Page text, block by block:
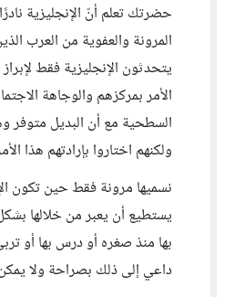
حضرتك تعلم أنّ الإنجليزية
المرونة والعفوية من العرب
يتحدثون الإنجليزية فقط
الأمر بمركزهم والوجاهة
السطحية مع أن البديل متوفر
ولكنهم اختاروا بإرادتهم هذا
نسميها مرونة فقط حين تكون
يستطيع أن يعبر من خلالها
بها منذ صغره أو درس بها أو
داعي إلى ذلك بصراحة ولا